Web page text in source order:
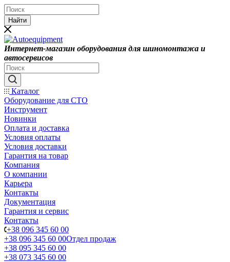
Найти
Интернет-магазин оборудования для шиномонтажа и
автосервисов
Каталог
Оборудование для СТО
Инструмент
Новинки
Оплата и доставка
Условия оплаты
Условия доставки
Гарантия на товар
Компания
О компании
Карьера
Контакты
Документация
Гарантия и сервис
Контакты
+38 096 345 60 00
+38 096 345 60 00Отдел продаж
+38 095 345 60 00
+38 073 345 60 00